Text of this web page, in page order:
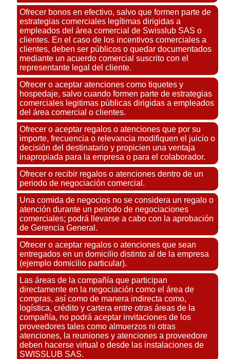
Ofrecer bonos en efectivo, salvo que formen parte de
estrategias comerciales legítimas dirigidas a
empleados del área comercial de Swisslub SAS o
clientes. En el caso de los incentivos comerciales a
clientes, deben ser públicos o quedar documentados
mediante un acuerdo comercial suscrito con el
representante legal del cliente.
Ofrecer o aceptar atenciones como tiquetes y
hospedaje, salvo cuando formen parte de estrategias
comerciales legitimas públicas dirigidas a empleados
del área comercial o clientes.
Ofrecer o aceptar regalos o atenciones que por su
importe, frecuencia o relevancia modifiquen el juicio o
decisión del destinatario y propicien una ventaja
inapropiada para la empresa o para el colaborador.
Ofrecer o recibir regalos o atenciones dentro de un
periodo de negociación comercial.
Una comida de negocios no se considera un regalo o
atención durante un periodo de negociaciones
comerciales; podrá llevarse a cabo con la aprobación
de Gerencia General.
Ofrecer o aceptar regalos o atenciones que sean
entregados en un domicilio distinto al de la empresa
(ejemplo domicilio particular).
Las áreas de la compañía que participan
directamente en la negociación como el área de
compras, así como de manera indirecta como,
logística, crédito y cartera entre otras áreas de la
compañía, no podrá aceptar invitaciones de los
proveedores tales como almuerzos ni otras
atenciones, la reuniones y atenciones a proveedore
deben hacerse virtual o desde las instalaciones de
SWISSLUB SAS.